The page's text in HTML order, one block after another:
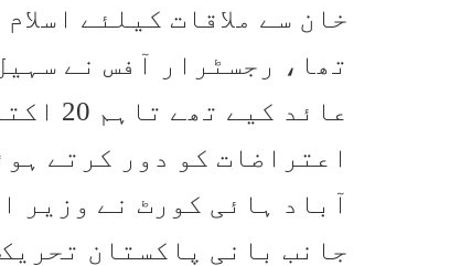
خان سے ملاقات کیلئے
تھا، رجسٹرار آفس نے
عائد
اعتراضات کو دور کرتے
آباد ہائی کورٹ نے وزیر
جانب بانی پاکستان